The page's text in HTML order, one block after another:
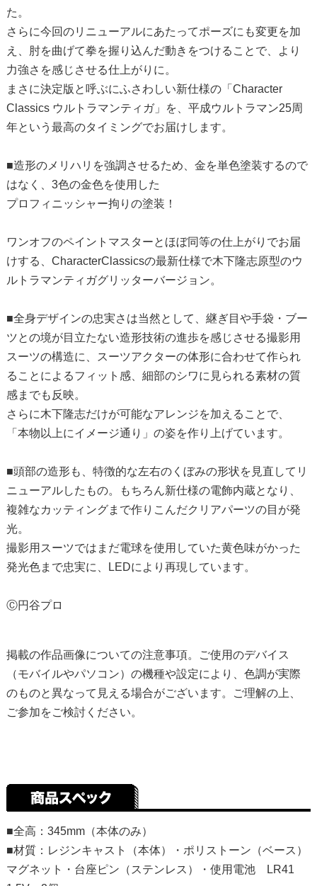
た。
さらに今回のリニューアルにあたってポーズにも変更を加
え、肘を曲げて拳を握り込んだ動きをつけることで、より
力強さを感じさせる仕上がりに。
まさに決定版と呼ぶにふさわしい新仕様の「Character
Classics ウルトラマンティガ」を、平成ウルトラマン25周
年という最高のタイミングでお届けします。
■造形のメリハリを強調させるため、金を単色塗装するので
はなく、3色の金色を使用した
プロフィニッシャー拘りの塗装！
ワンオフのペイントマスターとほぼ同等の仕上がりでお届
けする、CharacterClassicsの最新仕様で木下隆志原型のウ
ルトラマンティガグリッターバージョン。
■全身デザインの忠実さは当然として、継ぎ目や手袋・ブー
ツとの境が目立たない造形技術の進歩を感じさせる撮影用
スーツの構造に、スーツアクターの体形に合わせて作られ
ることによるフィット感、細部のシワに見られる素材の質
感までも反映。
さらに木下隆志だけが可能なアレンジを加えることで、
「本物以上にイメージ通り」の姿を作り上げています。
■頭部の造形も、特徴的な左右のくぼみの形状を見直してリ
ニューアルしたもの。もちろん新仕様の電飾内蔵となり、
複雑なカッティングまで作りこんだクリアパーツの目が発
光。
撮影用スーツではまだ電球を使用していた黄色味がかった
発光色まで忠実に、LEDにより再現しています。
Ⓒ円谷プロ
掲載の作品画像についての注意事項。ご使用のデバイス
（モバイルやパソコン）の機種や設定により、色調が実際
のものと異なって見える場合がございます。ご理解の上、
ご参加をご検討ください。
■全高：345mm（本体のみ）
■材質：レジンキャスト（本体）・ポリストーン（ベース）
マグネット・台座ピン（ステンレス）・使用電池 LR41